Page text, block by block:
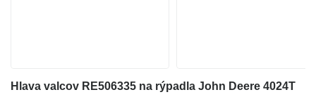
Hlava valcov RE506335 na rýpadla John Deere 4024T